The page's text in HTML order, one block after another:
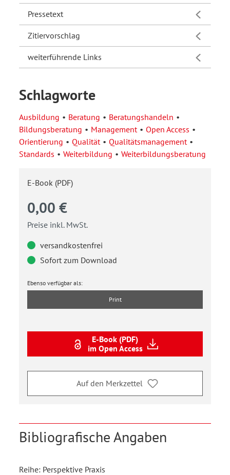
Pressetext
Zitiervorschlag
weiterführende Links
Schlagworte
Ausbildung Beratung
Beratungshandeln
Bildungsberatung
Management
Open Access
Orientierung
Qualität
Qualitätsmanagement
Standards
Weiterbildung Weiterbildungsberatung
E-Book (PDF)
0,00 €
Preise inkl. MwSt.
versandkostenfrei
Sofort zum Download
Ebenso verfügbar als:
Print
E-Book (PDF)
im Open Access
Auf den Merkzettel
Bibliografische Angaben
Reihe: Perspektive Praxis